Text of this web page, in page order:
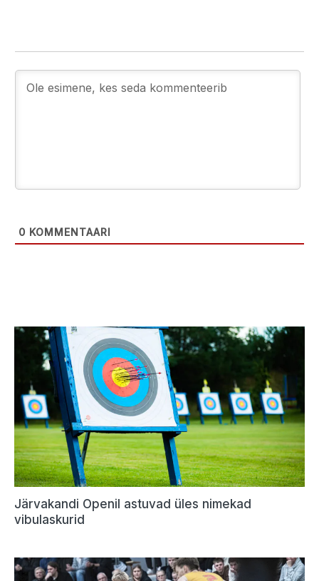
0 KOMMENTAARI
Järvakandi Openil astuvad üles nimekad
vibulaskurid